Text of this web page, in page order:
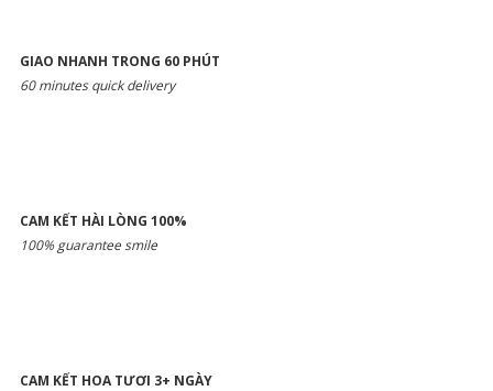
GIAO NHANH TRONG 60 PHÚT
60 minutes quick delivery
CAM KẾT HÀI LÒNG 100%
100% guarantee smile
CAM KẾT HOA TƯƠI 3+ NGÀY